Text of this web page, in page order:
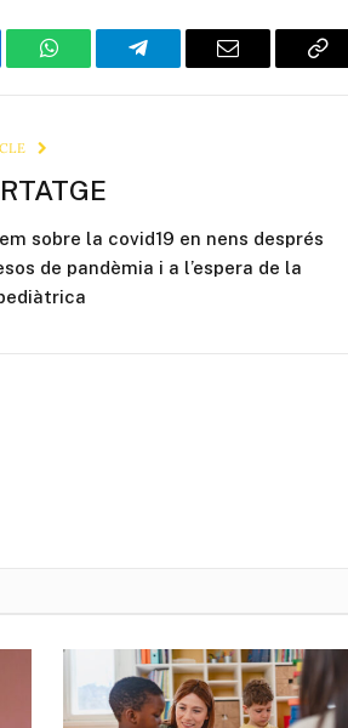
WhatsAppTelegram Email
sobre la covid19 en nens després
de pandèmia i a l’espera de la